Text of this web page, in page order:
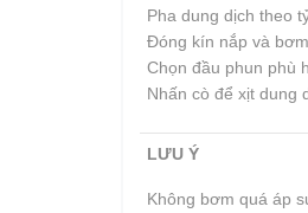
Pha dung dịch theo
Đóng kín nắp và
Chọn đầu phun phù
Nhấn cò để xịt dung
LƯU Ý
Không bơm quá áp